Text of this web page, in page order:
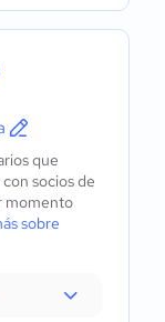
que
socios de
momento
sobre